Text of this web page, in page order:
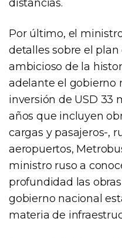
distancias.
Por último, el
detalles sobre el
ambicioso de la
adelante el gobierno
inversión de USD 33
años que incluyen
cargas y pasajeros-,
aeropuertos,
ministro ruso a
profundidad las
gobierno nacional
materia de